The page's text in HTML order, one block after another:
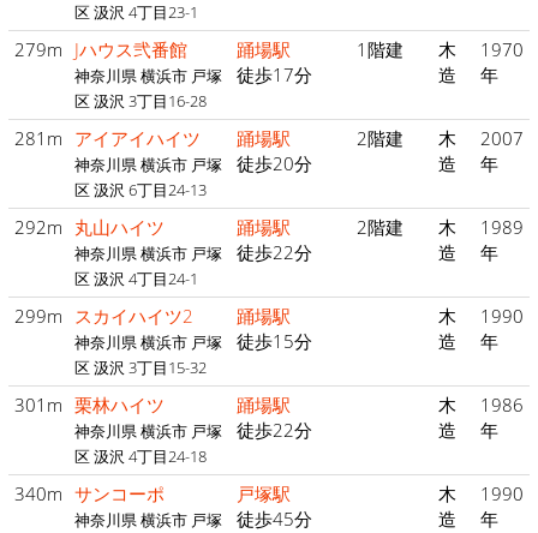
区 汲沢 4丁目23-1
279m Jハウス弐番館
神奈川県 横浜市 戸塚
区 汲沢 3丁目16-28
踊場駅
徒歩17分
1階建
木
造
1970
年
281m アイアイハイツ
神奈川県 横浜市 戸塚
区 汲沢 6丁目24-13
踊場駅
徒歩20分
2階建
木
造
2007
年
292m 丸山ハイツ
神奈川県 横浜市 戸塚
区 汲沢 4丁目24-1
踊場駅
徒歩22分
2階建
木
造
1989
年
299m スカイハイツ2
神奈川県 横浜市 戸塚
区 汲沢 3丁目15-32
踊場駅
徒歩15分
木
造
1990
年
301m 栗林ハイツ
神奈川県 横浜市 戸塚
区 汲沢 4丁目24-18
踊場駅
徒歩22分
木
造
1986
年
340m サンコーポ
神奈川県 横浜市 戸塚
戸塚駅
徒歩45分
木
造
1990
年